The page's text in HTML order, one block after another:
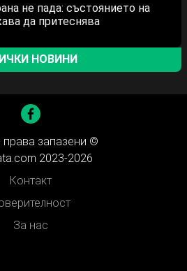
не пада: състоянието на
да притеснява
НОВИНИ
права запазени ©
2023-2026
Контакт
За нас